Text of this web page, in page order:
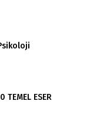
TEMEL ESER